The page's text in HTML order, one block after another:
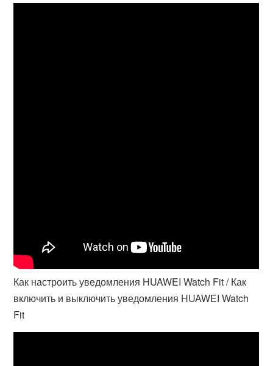
Как настроить уведомления HUAWEI Watch Fit / Как
включить и выключить уведомления HUAWEI Watch
Fit